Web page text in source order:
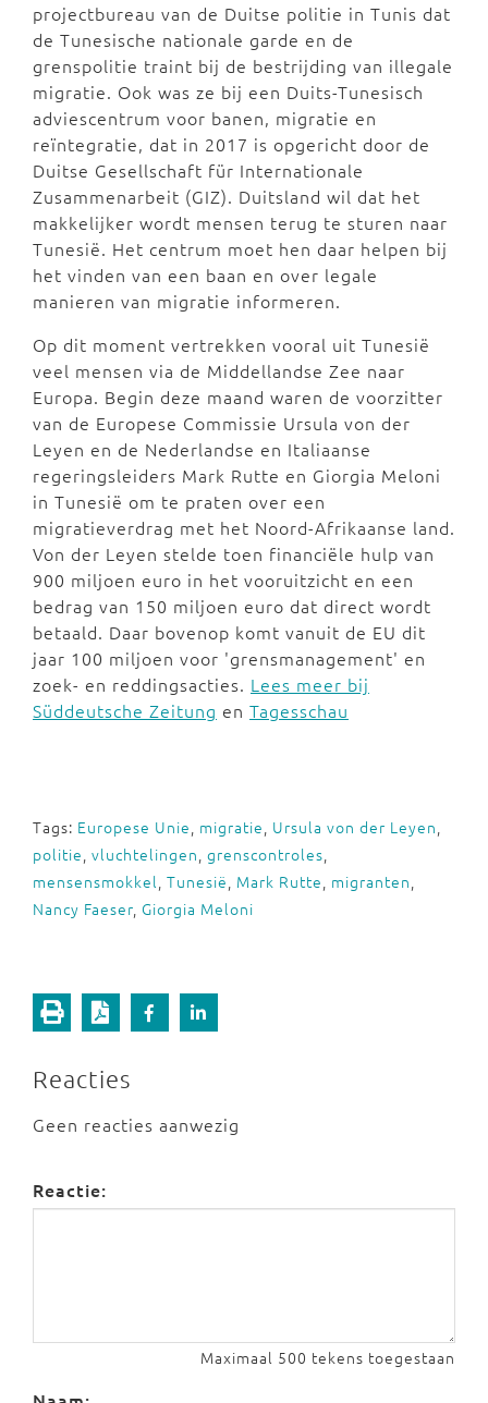
projectbureau van de Duitse politie in Tunis dat
de Tunesische nationale garde en de
grenspolitie traint bij de bestrijding van illegale
migratie. Ook was ze bij een Duits-Tunesisch
adviescentrum voor banen, migratie en
reïntegratie, dat in 2017 is opgericht door de
Duitse Gesellschaft für Internationale
Zusammenarbeit (GIZ). Duitsland wil dat het
makkelijker wordt mensen terug te sturen naar
Tunesië. Het centrum moet hen daar helpen bij
het vinden van een baan en over legale
manieren van migratie informeren.
Op dit moment vertrekken vooral uit Tunesië
veel mensen via de Middellandse Zee naar
Europa. Begin deze maand waren de voorzitter
van de Europese Commissie Ursula von der
Leyen en de Nederlandse en Italiaanse
regeringsleiders Mark Rutte en Giorgia Meloni
in Tunesië om te praten over een
migratieverdrag met het Noord-Afrikaanse land.
Von der Leyen stelde toen financiële hulp van
900 miljoen euro in het vooruitzicht en een
bedrag van 150 miljoen euro dat direct wordt
betaald. Daar bovenop komt vanuit de EU dit
jaar 100 miljoen voor 'grensmanagement' en
zoek- en reddingsacties. Lees meer bij
Süddeutsche Zeitung en Tagesschau
Tags: Europese Unie, migratie, Ursula von der Leyen,
politie, vluchtelingen, grenscontroles,
mensensmokkel, Tunesië, Mark Rutte, migranten,
Nancy Faeser, Giorgia Meloni
Reacties
Geen reacties aanwezig
Reactie:
Maximaal 500 tekens toegestaan